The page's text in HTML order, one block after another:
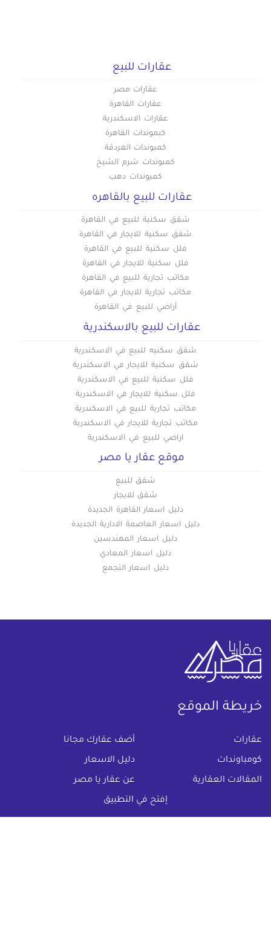
إفتح في التطبيق
عقارات للبيع
عقارات مصر
عقارات القاهرة
عقارات الاسكندرية
كبموندات القاهرة
كمبوندات الغردقة
كمبوندات شرم الشيخ
كمبوندات دهب
عقارات للبيع بالقاهره
شقق سكنية للبيع في القاهرة
شقق سكنية للايجار في القاهرة
فلل سكنية للبيع في القاهرة
فلل سكنية للايجار في القاهرة
مكاتب تجارية للبيع في القاهرة
مكاتب تجارية للايجار في القاهرة
أراضي للبيع في القاهرة
عقارات للبيع بالاسكندرية
شقق سكنيه للبيع في الاسكندرية
شقق سكنية للايجار في الاسكندرية
فلل سكنية للبيع في الاسكندرية
فلل سكنية للايجار في الاسكندرية
مكاتب تجارية للبيع في الاسكندرية
مكاتب تجارية للايجار في الاسكندرية
اراضي للبيع في الاسكندرية
موقع عقار يا مصر
شقق للبيع
شقق للايجار
دليل اسعار القاهرة الجديدة
دليل اسعار العاصمة الادارية الجديدة
دليل اسعار المهندسين
دليل اسعار المعادي
دليل اسعار التجمع
خريطة الموقع
عقارات أضف عقارك مجانا
كومباوندات دليل الاسعار
المقالات العقارية عن عقار يا مصر
تواصل معنا